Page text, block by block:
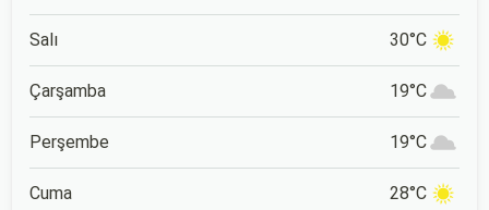
Salı 30°C
Çarşamba 19°C
Perşembe 19°C
Cuma 28°C